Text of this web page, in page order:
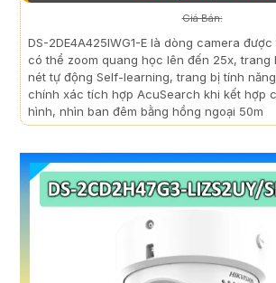
Giá Bán:
DS-2DE4A425IWG1-E là dòng camera
có thể zoom quang học lên đến 25x, trang
nét tự động Self-learning, trang bị tính
chính xác tích hợp AcuSearch khi kết hợp
hình, nhìn ban đêm bằng hồng ngoại 50m